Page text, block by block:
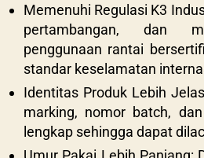
Memenuhi Regulasi K3
pertambangan, dan
penggunaan rantai
standar keselamatan
Identitas Produk Lebih
marking, nomor batch,
lengkap sehingga dapat